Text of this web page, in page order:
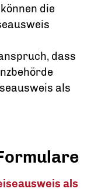
die
dass
als
als